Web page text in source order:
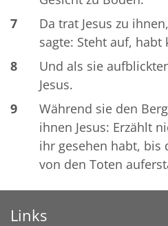
7
Da trat Jesus zu
sagte: Steht auf, habt
8
Und als sie
Jesus.
9
Während sie den
ihnen Jesus: Erzählt
ihr gesehen habt, bis
von den Toten
Links